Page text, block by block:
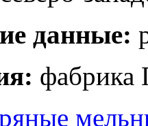
данные:
фабрика